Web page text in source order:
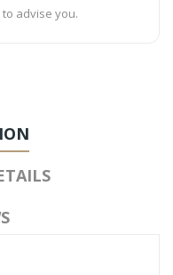
advise you.